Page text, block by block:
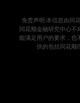
免责声明:本信息由同
同花顺金融研究中心
能满足用户的要求，也
供的包括同花顺